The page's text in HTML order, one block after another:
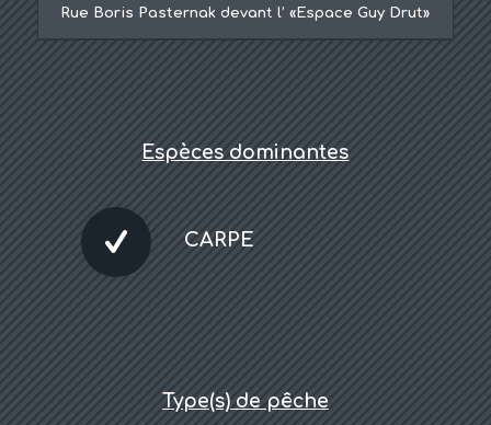
Rue Boris Pasternak devant l’ «Espace Guy Drut»
Espèces dominantes
CARPE
Type(s) de pêche